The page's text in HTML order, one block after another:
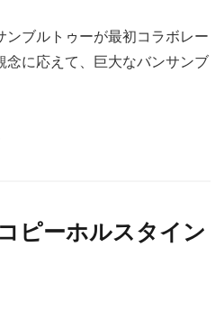
ンブルトゥーが最初コラボレー
念に応えて、巨大なバンサンブ
ピーホルスタイン